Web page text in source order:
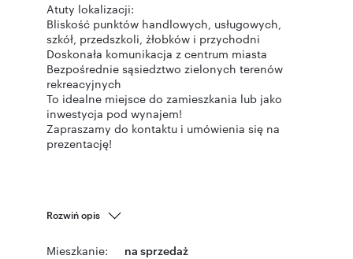
Atuty lokalizacji:
Bliskość punktów handlowych, usługowych,
szkół, przedszkoli, żłobków i przychodni
Doskonała komunikacja z centrum miasta
Bezpośrednie sąsiedztwo zielonych terenów
rekreacyjnych
To idealne miejsce do zamieszkania lub jako
inwestycja pod wynajem!
Zapraszamy do kontaktu i umówienia się na
Rozwiń opis
Mieszkanie: na sprzedaż